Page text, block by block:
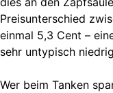
Preisunterschied
einmal 5,3 Cent –
sehr untypisch
Wer beim Tanken